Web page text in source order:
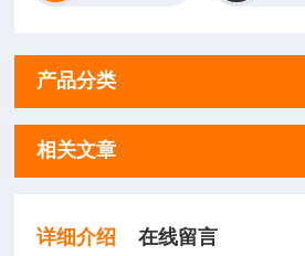
产品分类
相关文章
详细介绍 在线留言